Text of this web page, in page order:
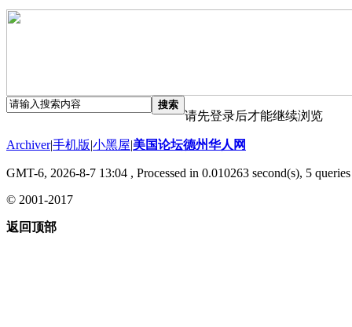
搜索
请先登录后才能继续浏览
Archiver|手机版|小黑屋|美国论坛德州华人网
GMT-6, 2026-8-7 13:04 , Processed in 0.010263 second(s), 5
© 2001-2017
返回顶部